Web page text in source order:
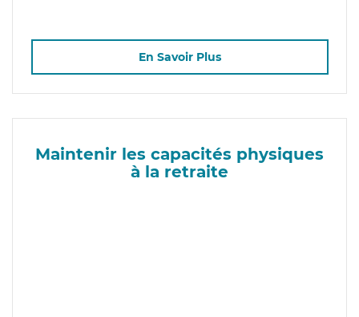
En Savoir Plus
Maintenir les capacités physiques
à la retraite